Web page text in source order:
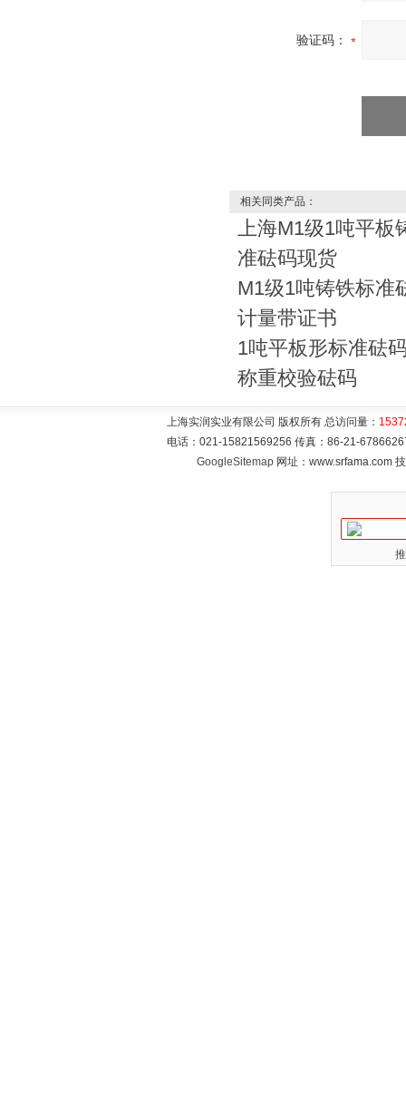
验证码：
相关同类产品：
上海M1级1吨平板
准砝码现货
M1级1吨铸铁标准
计量带证书
1吨平板形标准砝
称重校验砝码
上海实润实业有限公司 版权所有 总访问量：
电话：021-15821569256 传真：86-21-
GoogleSitemap网址：www.srfama.com